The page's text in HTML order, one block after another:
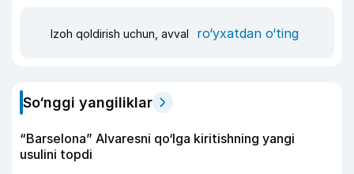
Izoh qoldirish uchun, avval ro‘yxatdan o‘ting
So‘nggi yangiliklar
“Barselona” Alvaresni qo‘lga kiritishning yangi
usulini topdi